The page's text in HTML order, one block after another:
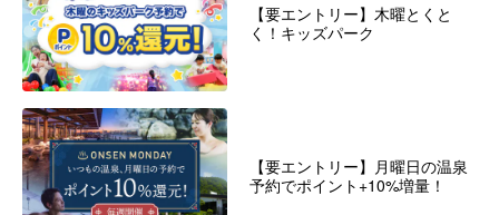
【要エントリー】木曜とくと
く！キッズパーク
【要エントリー】月曜日の温泉
予約でポイント+10%増量！